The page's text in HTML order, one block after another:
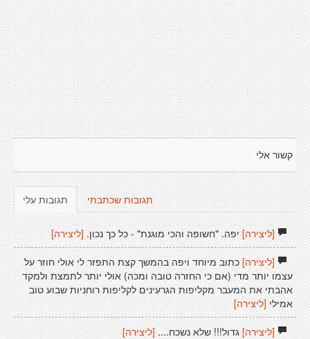
קשור אלי
תגובות עלי תגובות שכתבתי
[ליצירה]יפה. "חשופה והכי מוגנת" - כל כך נכון. [ליצירה]
[ליצירה]כתוב מיוחד ויפה בהמשך קצת התפזר לי אולי חוזר על
עצמו יותר מדי (אם כי החזרה טובה ומכה) אולי יותר לתמצת ולמקד
אהבתי את המעבר מקליפות הגרעינים לקליפות רוחניות שבוע טוב
אמילי [ליצירה]
[ליצירה]גדול!!! שלא נשכח.... [ליצירה]